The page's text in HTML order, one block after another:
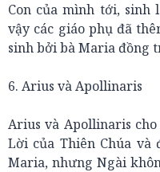
Con của mình tới, sinh
vậy các giáo phụ đã
sinh bởi bà Maria đồng
6. Arius và Apollinaris
Arius và Apollinaris
Lời của Thiên Chúa
Maria, nhưng Ngài